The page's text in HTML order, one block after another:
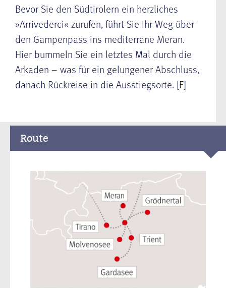
Bevor Sie den Südtirolern ein herzliches
»Arrivederci« zurufen, führt Sie Ihr Weg über
den Gampenpass ins mediterrane Meran.
Hier bummeln Sie ein letztes Mal durch die
Arkaden – was für ein gelungener Abschluss,
danach Rückreise in die Ausstiegsorte. [F]
Route